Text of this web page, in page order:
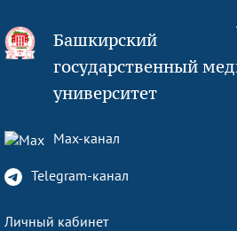
Башкирский
государственный
университет
Max-канал
Telegram-канал
Личный кабинет